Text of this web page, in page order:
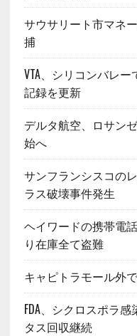
サウサリート市マネ
捕
VTA、シリコンバレ
記録を更新
デルタ航空、ロサン
始へ
サンフランシスコの
ラス破壊事件発生
ヘイワードの携帯電
り在庫全て盗難
キャピトラモール外
FDA、シクロスポラ
タス回収継続